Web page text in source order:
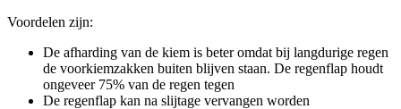
Voordelen zijn:
De afharding van de kiem is beter omdat bij langdurige regen
de voorkiemzakken buiten blijven staan. De regenflap houdt
ongeveer 75% van de regen tegen
De regenflap kan na slijtage vervangen worden